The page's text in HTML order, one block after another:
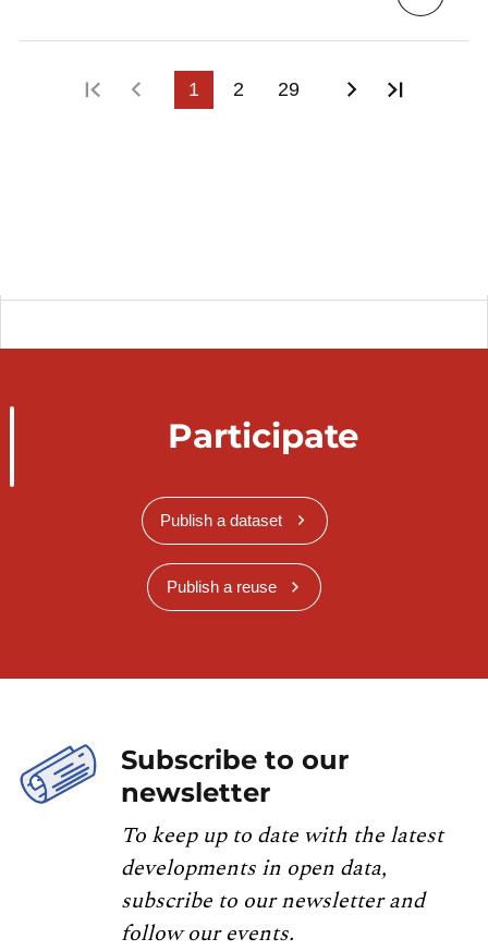
First pagePrevious page
1 2 29 Next page
Participate
Publish a dataset
Publish a reuse
Subscribe to our
newsletter
To keep up to date with the latest
developments in open data,
subscribe to our newsletter and
follow our events.